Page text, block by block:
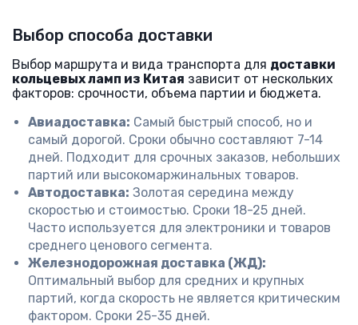
Выбор способа доставки
Выбор маршрута и вида транспорта для доставки
кольцевых ламп из Китая зависит от нескольких
факторов: срочности, объема партии и бюджета.
Авиадоставка: Самый быстрый способ, но и
самый дорогой. Сроки обычно составляют 7-14
дней. Подходит для срочных заказов, небольших
партий или высокомаржинальных товаров.
Автодоставка: Золотая середина между
скоростью и стоимостью. Сроки 18-25 дней.
Часто используется для электроники и товаров
среднего ценового сегмента.
Железнодорожная доставка (ЖД):
Оптимальный выбор для средних и крупных
партий, когда скорость не является критическим
фактором. Сроки 25-35 дней.